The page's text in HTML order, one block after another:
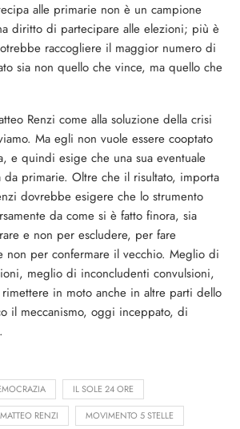
alle primarie non è un campione
diritto di partecipare alle elezioni; più è
raccogliere il maggior numero di
sia non quello che vince, ma quello che
Renzi come alla soluzione della crisi
Ma egli non vuole essere cooptato
e quindi esige che una sua eventuale
da primarie. Oltre che il risultato, importa
dovrebbe esigere che lo strumento
da come si è fatto finora, sia
e non per escludere, per fare
non per confermare il vecchio. Meglio di
meglio di inconcludenti convulsioni,
in moto anche in altre parti dello
il meccanismo, oggi inceppato, di
IL SOLE 24 ORE
MATTEO RENZI MOVIMENTO 5 STELLE